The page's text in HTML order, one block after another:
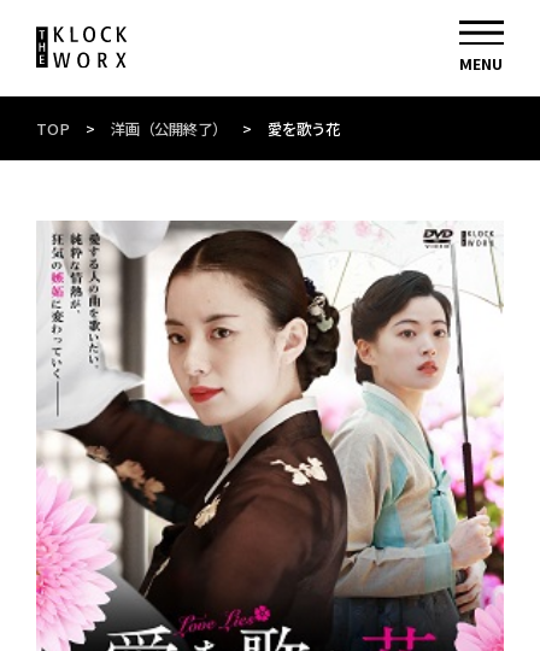
TOP > 洋画（公開終了） > 愛を歌う花